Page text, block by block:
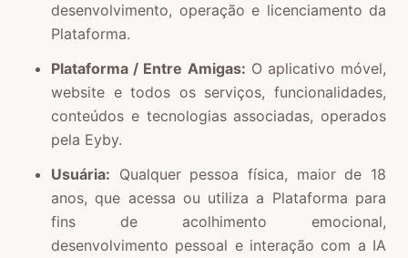
desenvolvimento, operação e licenciamento da
Plataforma.
Plataforma / Entre Amigas: O aplicativo móvel,
website e todos os serviços, funcionalidades,
conteúdos e tecnologias associadas, operados
pela Eyby.
Usuária: Qualquer pessoa física, maior de 18
anos, que acessa ou utiliza a Plataforma para
fins de acolhimento emocional,
desenvolvimento pessoal e interação com a IA